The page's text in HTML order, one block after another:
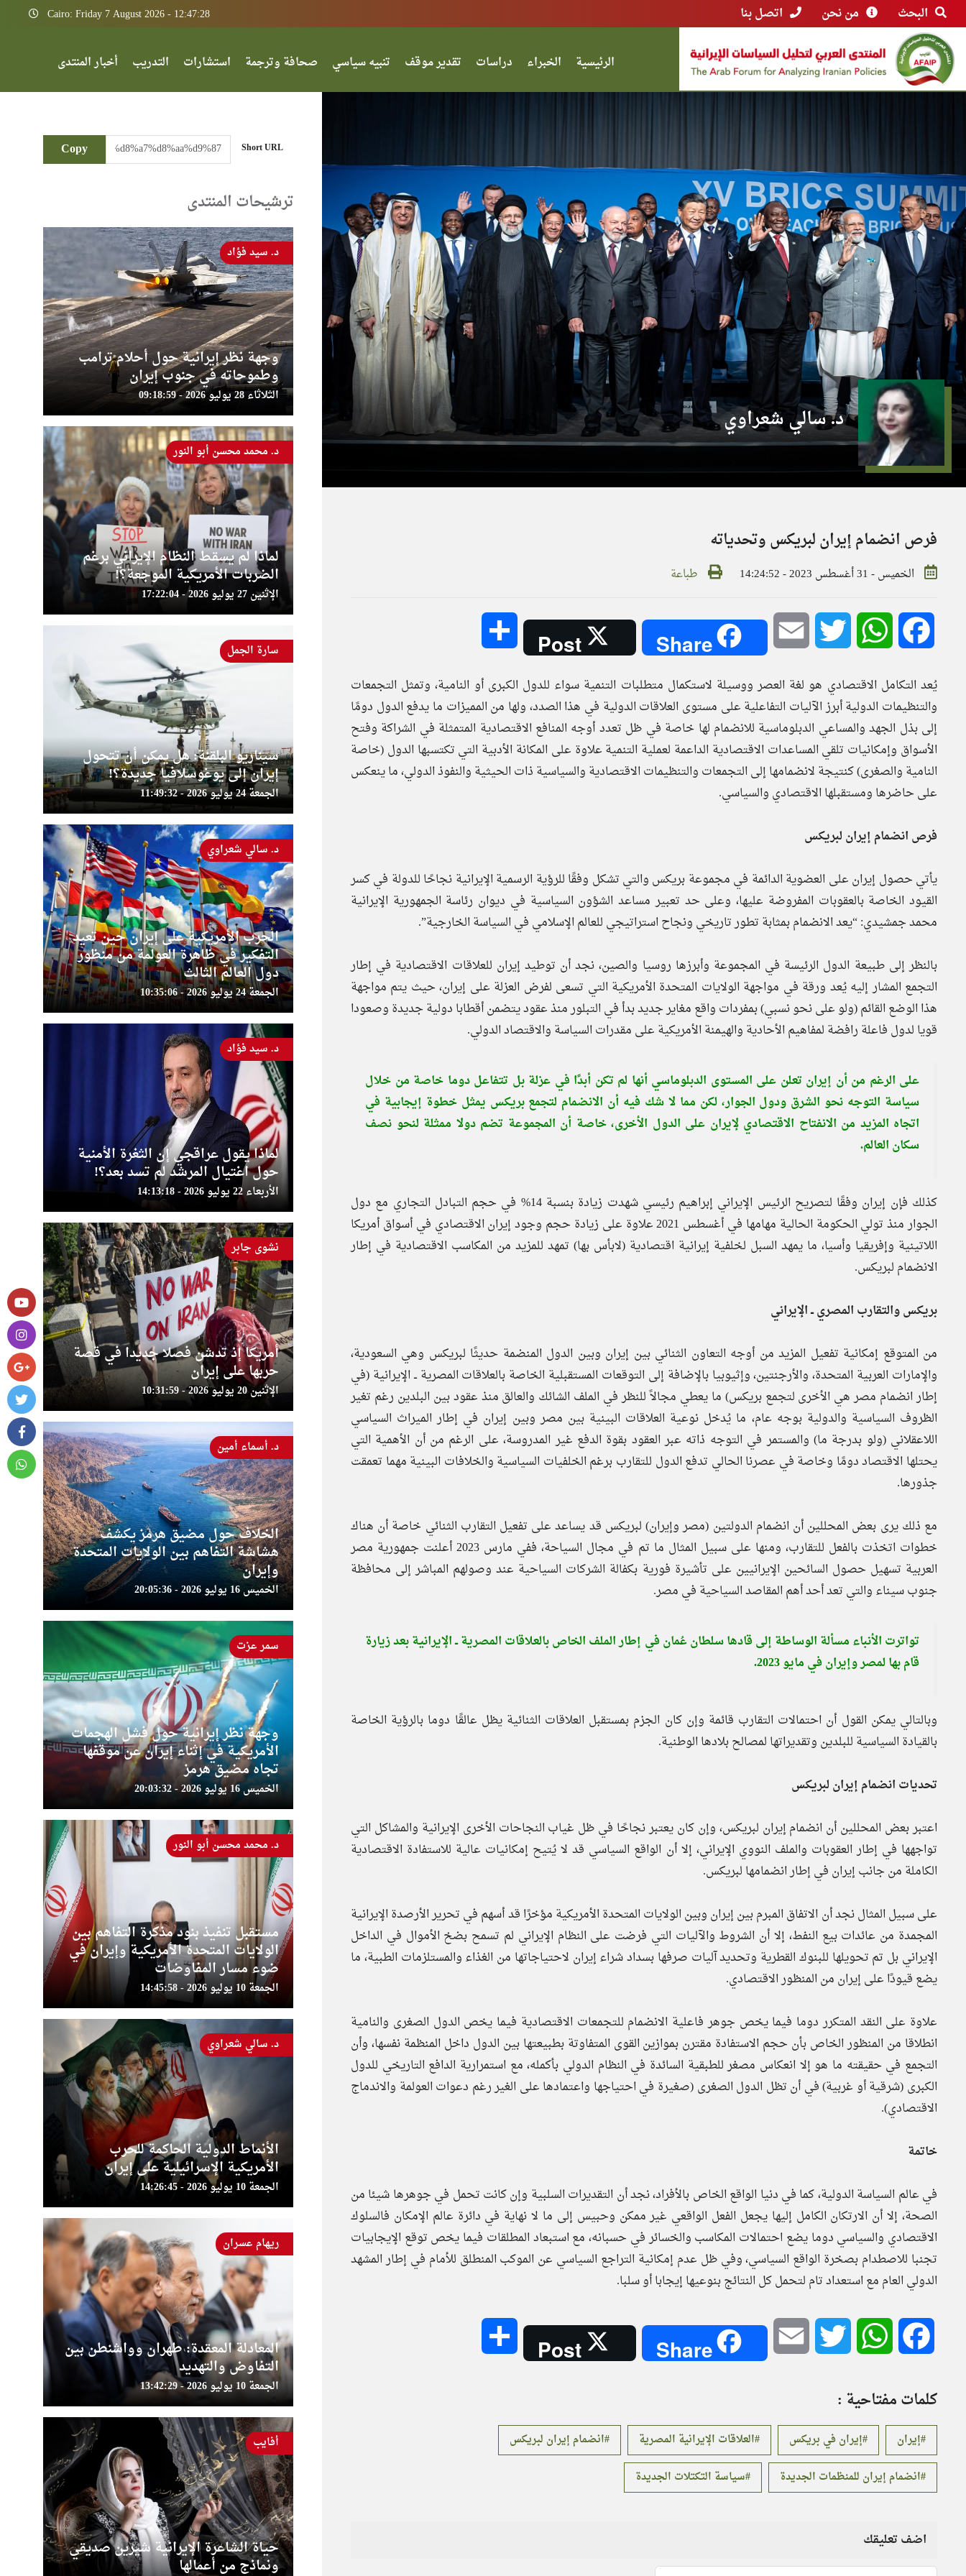
البحث من نحن اتصل بنا Cairo: Friday 7 August 2026 - 12:47:28
الرئيسية الخبراء دراسات تقدير موقف تنبيه سياسي صحافة وترجمة استشارات التدريب أخبار المنتدى
د. سالي شعراوي
فرص انضمام إيران لبريكس وتحدياته
الخميس - 31 أغسطس 2023 - 14:24:52 طباعة
Facebook
WhatsApp
Twitter
Email
Share
Post
يُعد التكامل الاقتصادي هو لغة العصر ووسيلة لاستكمال متطلبات التنمية سواء للدول الكبرى أو النامية، وتمثل التجمعات
والتنظيمات الدولية أبرز الآليات التفاعلية على مستوى العلاقات الدولية في هذا الصدد، ولها من المميزات ما يدفع الدول دومًا
إلى بذل الجهد والمساعي الدبلوماسية للانضمام لها خاصة في ظل تعدد أوجه المنافع الاقتصادية المتمثلة في الشراكة وفتح
الأسواق وإمكانيات تلقي المساعدات الاقتصادية الداعمة لعملية التنمية علاوة على المكانة الأدبية التي تكتسبها الدول (خاصة
النامية والصغرى) كنتيجة لانضمامها إلى التجمعات والتنظيمات الاقتصادية والسياسية ذات الحيثية والنفوذ الدولي، ما ينعكس
على حاضرها ومستقبلها الاقتصادي والسياسي.
فرص انضمام إيران لبريكس
يأتي حصول إيران على العضوية الدائمة في مجموعة بريكس والتي تشكل وفقًا للرؤية الرسمية الإيرانية نجاحًا للدولة في كسر
القيود الخاصة بالعقوبات المفروضة عليها، وعلى حد تعبير مساعد الشؤون السياسية في ديوان رئاسة الجمهورية الإيرانية
محمد جمشيدي: “يعد الانضمام بمثابة تطور تاريخي ونجاح استراتيجي للعالم الإسلامي في السياسة الخارجية”.
بالنظر إلى طبيعة الدول الرئيسة في المجموعة وأبرزها روسيا والصين، نجد أن توطيد إيران للعلاقات الاقتصادية في إطار
التجمع المشار إليه يُعد ورقة في مواجهة الولايات المتحدة الأمريكية التي تسعى لفرض العزلة على إيران، حيث يتم مواجهة
هذا الوضع القائم (ولو على نحو نسبي) بمفردات واقع مغاير جديد بدأ في التبلور منذ عقود يتضمن أقطابا دولية جديدة وصعودا
قويا لدول فاعلة رافضة لمفاهيم الأحادية والهيمنة الأمريكية على مقدرات السياسة والاقتصاد الدولي.
على الرغم من أن إيران تعلن على المستوى الدبلوماسي أنها لم تكن أبدًا في عزلة بل تتفاعل دوما خاصة من خلال
سياسة التوجه نحو الشرق ودول الجوار، لكن مما لا شك فيه أن الانضمام لتجمع بريكس يمثل خطوة إيجابية في
اتجاه المزيد من الانفتاح الاقتصادي لإيران على الدول الأخرى، خاصة أن المجموعة تضم دولا ممثلة لنحو نصف
سكان العالم.
كذلك فإن إيران وفقًا لتصريح الرئيس الإيراني إبراهيم رئيسي شهدت زيادة بنسبة 14% في حجم التبادل التجاري مع دول
الجوار منذ تولي الحكومة الحالية مهامها في أغسطس 2021 علاوة على زيادة حجم وجود إيران الاقتصادي في أسواق أمريكا
اللاتينية وإفريقيا وأسيا، ما يمهد السبل لخلفية إيرانية اقتصادية (لابأس بها) تمهد للمزيد من المكاسب الاقتصادية في إطار
الانضمام لبريكس.
بريكس والتقارب المصري ــ الإيراني
من المتوقع إمكانية تفعيل المزيد من أوجه التعاون الثنائي بين إيران وبين الدول المنضمة حديثًا لبريكس وهي السعودية،
والإمارات العربية المتحدة، والأرجنتين، وإثيوبيا بالإضافة إلى التوقعات المستقبلية الخاصة بالعلاقات المصرية ــ الإيرانية (في
إطار انضمام مصر هي الأخرى لتجمع بريكس) ما يعطي مجالاً للنظر في الملف الشائك والعالق منذ عقود بين البلدين رغم تغير
الظروف السياسية والدولية بوجه عام، ما يُدخل نوعية العلاقات البينية بين مصر وبين إيران في إطار الميراث السياسي
اللاعقلاني (ولو بدرجة ما) والمستمر في التوجه ذاته عبر العقود بقوة الدفع غير المدروسة، على الرغم من أن الأهمية التي
يحتلها الاقتصاد دومًا وخاصة في عصرنا الحالي تدفع الدول للتقارب برغم الخلفيات السياسية والخلافات البينية مهما تعمقت
جذورها.
مع ذلك يرى بعض المحللين أن انضمام الدولتين (مصر وإيران) لبريكس قد يساعد على تفعيل التقارب الثنائي خاصة أن هناك
خطوات اتخذت بالفعل للتقارب، ومنها على سبيل المثال ما تم في مجال السياحة، ففي مارس 2023 أعلنت جمهورية مصر
العربية تسهيل حصول السائحين الإيرانيين على تأشيرة فورية بكفالة الشركات السياحية عند وصولهم المباشر إلى محافظة
جنوب سيناء والتي تعد أحد أهم المقاصد السياحية في مصر.
تواترت الأنباء مسألة الوساطة إلى قادها سلطان عُمان في إطار الملف الخاص بالعلاقات المصرية ــ الإيرانية بعد زيارة
قام بها لمصر وإيران في مايو 2023.
وبالتالي يمكن القول أن احتمالات التقارب قائمة وإن كان الجزم بمستقبل العلاقات الثنائية يظل عالقًا دوما بالرؤية الخاصة
بالقيادة السياسية للبلدين وتقديراتها لمصالح بلادها الوطنية.
تحديات انضمام إيران لبريكس
اعتبر بعض المحللين أن انضمام إيران لبريكس، وإن كان يعتبر نجاحًا في ظل غياب النجاحات الأخرى الإيرانية والمشاكل التي
تواجهها في إطار العقوبات والملف النووي الإيراني، إلا أن الواقع السياسي قد لا يُتيح إمكانيات عالية للاستفادة الاقتصادية
الكاملة من جانب إيران في إطار انضمامها لبريكس.
على سبيل المثال نجد أن الاتفاق المبرم بين إيران وبين الولايات المتحدة الأمريكية مؤخرًا قد أسهم في تحرير الأرصدة الإيرانية
المجمدة من عائدات بيع النفط، إلا أن الشروط والآليات التي فرضت على النظام الإيراني لم تسمح بضخ الأموال في الداخل
الإيراني بل تم تحويلها للبنوك القطرية وتحديد آليات صرفها بسداد شراء إيران لاحتياجاتها من الغذاء والمستلزمات الطبية، ما
يضع قيودًا على إيران من المنظور الاقتصادي.
علاوة على النقد المتكرر دوما فيما يخص جوهر فاعلية الانضمام للتجمعات الاقتصادية فيما يخص الدول الصغرى والنامية
انطلاقا من المنظور الخاص بأن حجم الاستفادة مقترن بموازين القوى المتفاوتة بطبيعتها بين الدول داخل المنظمة نفسها، وأن
التجمع في حقيقته ما هو إلا انعكاس مصغر للطبقية السائدة في النظام الدولي بأكمله، مع استمرارية الدافع التاريخي للدول
الكبرى (شرقية أو غربية) في أن تظل الدول الصغرى (صغيرة في احتياجها واعتمادها على الغير رغم دعوات العولمة والاندماج
الاقتصادي).
خاتمة
في عالم السياسة الدولية، كما في دنيا الواقع الخاص بالأفراد، نجد أن التقديرات السلبية وإن كانت تحمل في جوهرها شيئا من
الصحة، إلا أن الارتكان الكامل إليها يجعل الفعل الواقعي غير ممكن وحبيس إلى ما لا نهاية في دائرة عالم الإمكان فالسلوك
الاقتصادي والسياسي دوما يضع احتمالات المكاسب والخسائر في حسبانه، مع استبعاد المطلقات فيما يخص توقع الإيجابيات
تجنبا للاصطدام بصخرة الواقع السياسي، وفي ظل عدم إمكانية التراجع السياسي عن الموكب المنطلق للأمام في إطار المشهد
الدولي العام مع استعداد تام لتحمل كل النتائج بنوعيها إيجابا أو سلبا.
Facebook
WhatsApp
Twitter
Email
Share
Post
كلمات مفتاحية :
إيران إيران في بريكس العلاقات الإيرانية المصرية
انضمام إيران لبريكس
انضمام إيران للمنظمات الجديدة
سياسة التكتلات الجديدة
اضف تعليقك
Short URL
Copy
ترشيحات المنتدى
وجهة نظر إيرانية حول أحلام ترامب
وطموحاته في جنوب إيران
الثلاثاء 28 يوليو 2026 - 09:18:59
د. سيد فؤاد
لماذا لم يسقط النظام الإيراني برغم
الضربات الأمريكية الموجعة؟!
الإثنين 27 يوليو 2026 - 17:22:04
د. محمد محسن أبو النور
سيناريو البلقنة: هل يمكن أن تتحول
إيران إلى يوغوسلافيا جديدة؟!
الجمعة 24 يوليو 2026 - 11:49:32
سارة الجمل
الحرب الأمريكية على إيران حين تعيد
التفكير في ظاهرة العولمة من منظور
دول العالم الثالث
الجمعة 24 يوليو 2026 - 10:35:06
د. سالي شعراوي
لماذا يقول عراقجي إن الثغرة الأمنية
حول اغتيال المرشد لم تسد بعد؟!
الأربعاء 22 يوليو 2026 - 14:13:18
د. سيد فؤاد
أمريكا إذ تدشن فصلا جديدا في قصة
حربها على إيران
الإثنين 20 يوليو 2026 - 10:31:59
نشوى جابر
الخلاف حول مضيق هرمز يكشف
هشاشة التفاهم بين الولايات المتحدة
وإيران
الخميس 16 يوليو 2026 - 20:05:36
د. أسماء أمين
وجهة نظر إيرانية حول فشل الهجمات
الأمريكية في إثناء إيران عن موقفها
تجاه مضيق هرمز
الخميس 16 يوليو 2026 - 20:03:32
سمر عزت
مستقبل تنفيذ بنود مذكرة التفاهم بين
الولايات المتحدة الأمريكية وإيران في
ضوء مسار المفاوضات
الجمعة 10 يوليو 2026 - 14:45:58
د. محمد محسن أبو النور
الأنماط الدولية الحاكمة للحرب
الأمريكية الإسرائيلية على إيران
الجمعة 10 يوليو 2026 - 14:26:45
د. سالي شعراوي
المعادلة المعقدة: طهران وواشنطن بين
التفاوض والتهديد
الجمعة 10 يوليو 2026 - 13:42:29
ريهام عسران
حياة الشاعرة الإيرانية شيرين صديقي
ونماذج من أعمالها
أفايب